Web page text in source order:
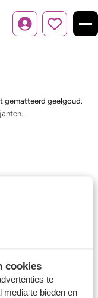
cookies
te
te bieden en
Inloggen
gematteerd geelgoud.